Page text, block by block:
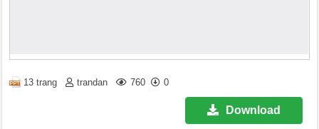
13 trang trandan 760 0
Download